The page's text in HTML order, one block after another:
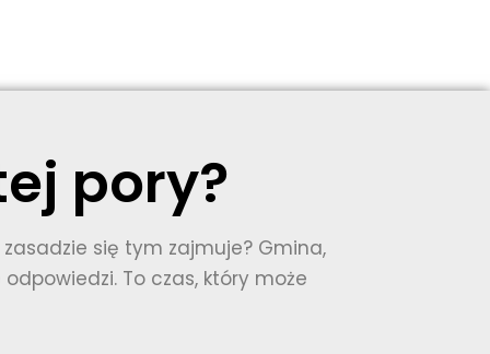
pory?
się tym zajmuje? Gmina,
To czas, który może